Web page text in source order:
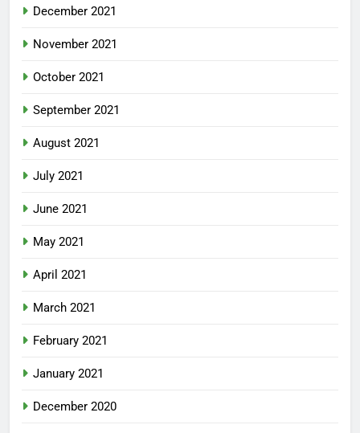
December 2021
November 2021
October 2021
September 2021
August 2021
July 2021
June 2021
May 2021
April 2021
March 2021
February 2021
January 2021
December 2020